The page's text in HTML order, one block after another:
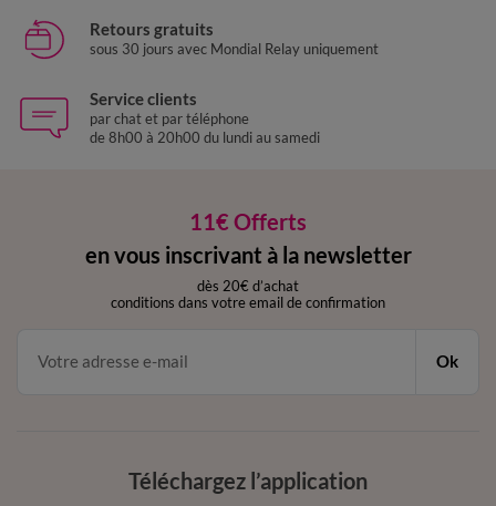
Retours gratuits
sous 30 jours avec Mondial Relay uniquement
Service clients
par chat et par téléphone
de 8h00 à 20h00 du lundi au samedi
11€ Offerts
en vous inscrivant à la newsletter
dès 20€ d’achat
conditions dans votre email de confirmation
Ok
Téléchargez l’application